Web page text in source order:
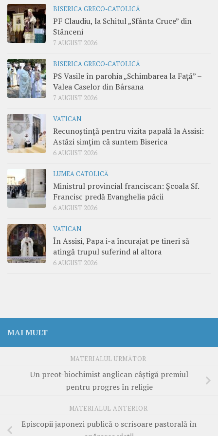
BISERICA GRECO-CATOLICĂ
PF Claudiu, la Schitul „Sfânta Cruce” din
Stânceni
7 AUGUST 2026
BISERICA GRECO-CATOLICĂ
PS Vasile în parohia „Schimbarea la Față” –
Valea Caselor din Bârsana
7 AUGUST 2026
VATICAN
Recunoștință pentru vizita papală la Assisi:
Astăzi simțim că suntem Biserica
6 AUGUST 2026
LUMEA CATOLICĂ
Ministrul provincial franciscan: Școala Sf.
Francisc predă Evanghelia păcii
6 AUGUST 2026
VATICAN
În Assisi, Papa i-a încurajat pe tineri să
atingă trupul suferind al altora
6 AUGUST 2026
MAI MULT
MATERIALUL URMĂTOR
Un preot-biochimist anglican câştigă premiul
pentru progres în religie
MATERIALUL ANTERIOR
Episcopii japonezi publică o scrisoare pastorală în